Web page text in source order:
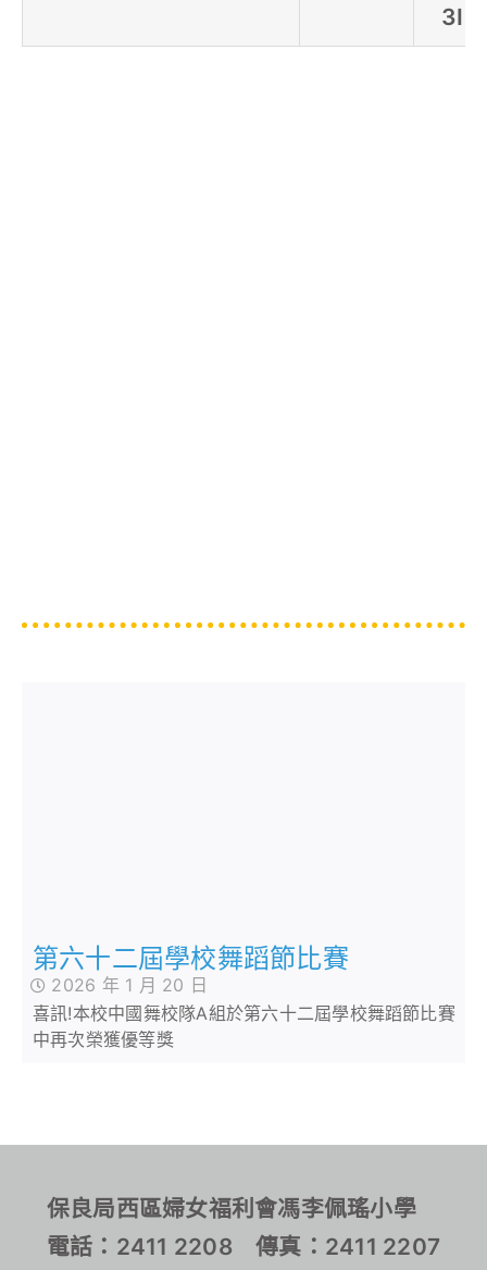
3I
第六十二屆學校舞蹈節比賽
2026 年 1 月 20 日
喜訊!本校中國舞校隊A組於第六十二屆學校舞蹈節比賽
中再次榮獲優等獎
保良局西區婦女福利會馮李佩瑤小學
電話：2411 2208 傳真：2411 2207